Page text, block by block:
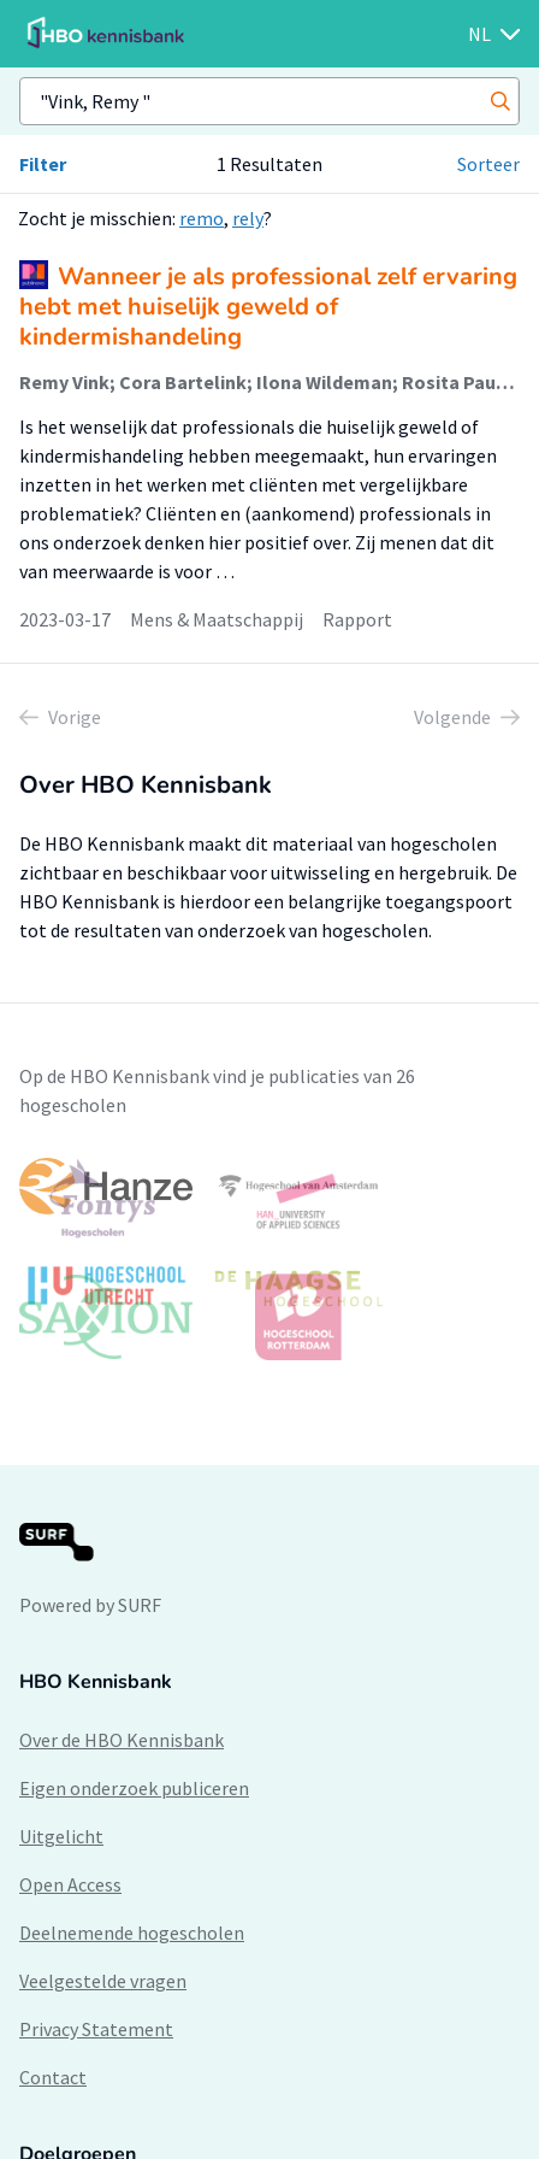
NL
Filter 1 Resultaten Sorteer
Zocht je misschien: remo, rely?
Wanneer je als professional zelf ervaring
hebt met huiselijk geweld of
kindermishandeling
Remy Vink; Cora Bartelink; Ilona Wildeman; Rosita Paulo; Marieke van der Ploeg; Maaike Straver
Is het wenselijk dat professionals die huiselijk geweld of
kindermishandeling hebben meegemaakt, hun ervaringen
inzetten in het werken met cliënten met vergelijkbare
problematiek? Cliënten en (aankomend) professionals in
ons onderzoek denken hier positief over. Zij menen dat dit
van meerwaarde is voor …
2023-03-17
Mens & Maatschappij Rapport
Vorige Volgende
Over HBO Kennisbank
De HBO Kennisbank maakt dit materiaal van hogescholen
zichtbaar en beschikbaar voor uitwisseling en hergebruik. De
HBO Kennisbank is hierdoor een belangrijke toegangspoort
tot de resultaten van onderzoek van hogescholen.
Op de HBO Kennisbank vind je publicaties van 26
hogescholen
Powered by SURF
HBO Kennisbank
Over de HBO Kennisbank
Eigen onderzoek publiceren
Uitgelicht
Open Access
Deelnemende hogescholen
Veelgestelde vragen
Privacy Statement
Contact